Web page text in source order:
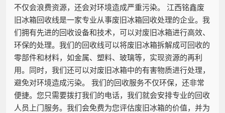
不仅会浪费资源，还会对环境造成严重污染。 江西铭鑫废
旧冰箱回收线是一家专业从事废旧冰箱回收处理的企业。我
们拥有先进的回收设备和技术，可以对废旧冰箱进行高效、
环保的处理。我们的回收线可以将废旧冰箱拆解成可回收的
零部件和材料，如金属、塑料、玻璃等，实现资源的再利
用。同时，我们还可以对废旧冰箱中的有害物质进行处理，
避免对环境造成污染。 我们的回收服务不仅环保，还非常
便捷。您只需要拨打我们的电话，我们就会安排专业的回收
人员上门服务。我们会免费为您评估废旧冰箱的价值，并为